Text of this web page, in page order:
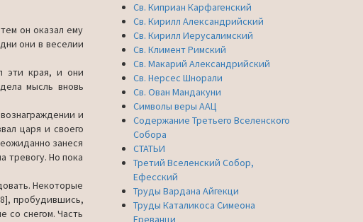
он оказал ему
они в ве­селии
эти края, и они
мысль вновь
и
царя и своего
занеся
тревогу. Но пока
Неко­торые
пробудив­шись,
со сне­гом. Часть
Св. Киприан Карфагенский
Св. Кирилл Александрийский
Св. Кирилл Иерусалимский
Св. Климент Римский
Св. Макарий Александрийский
Св. Нерсес Шнорали
Св. Ован Мандакуни
Символы веры ААЦ
Содержание Третьего Вселенского
Собора
СТАТЬИ
Третий Вселенский Собор,
Ефесский
Труды Вардана Айгекци
Труды Каталикоса Симеона
Ереванци